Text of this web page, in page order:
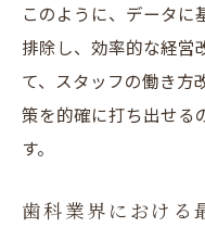
歯科現場の
歯科リサー
患者心理を
このように、データに
排除し、効率的な経営
て、スタッフの働き方
策を的確に打ち出せる
す。
歯科業界における